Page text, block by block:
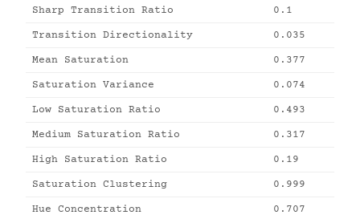
Sharp Transition Ratio 0.1
Transition Directionality 0.035
Mean Saturation 0.377
Saturation Variance 0.074
Low Saturation Ratio 0.493
Medium Saturation Ratio 0.317
High Saturation Ratio 0.19
Saturation Clustering 0.999
Hue Concentration 0.707